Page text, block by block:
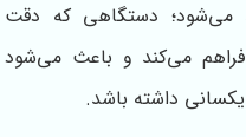
می‌شود؛ دستگاهی که دقت
فراهم می‌کند و باعث می‌شود
داشته باشد.